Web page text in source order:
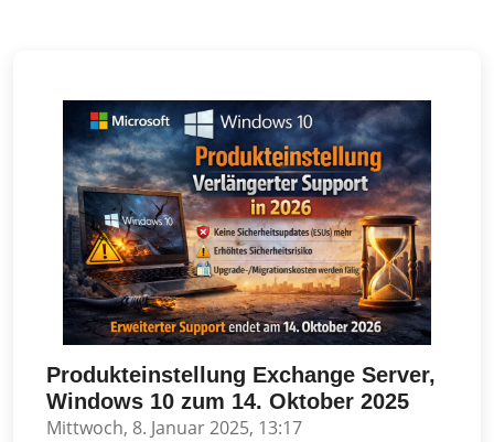
Produkteinstellung Exchange Server,
Windows 10 zum 14. Oktober 2025
Mittwoch, 8. Januar 2025, 13:17